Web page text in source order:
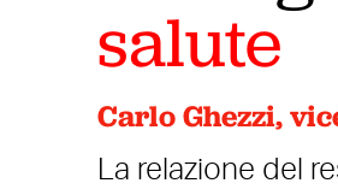
salute
Carlo Ghezzi,
La relazione del